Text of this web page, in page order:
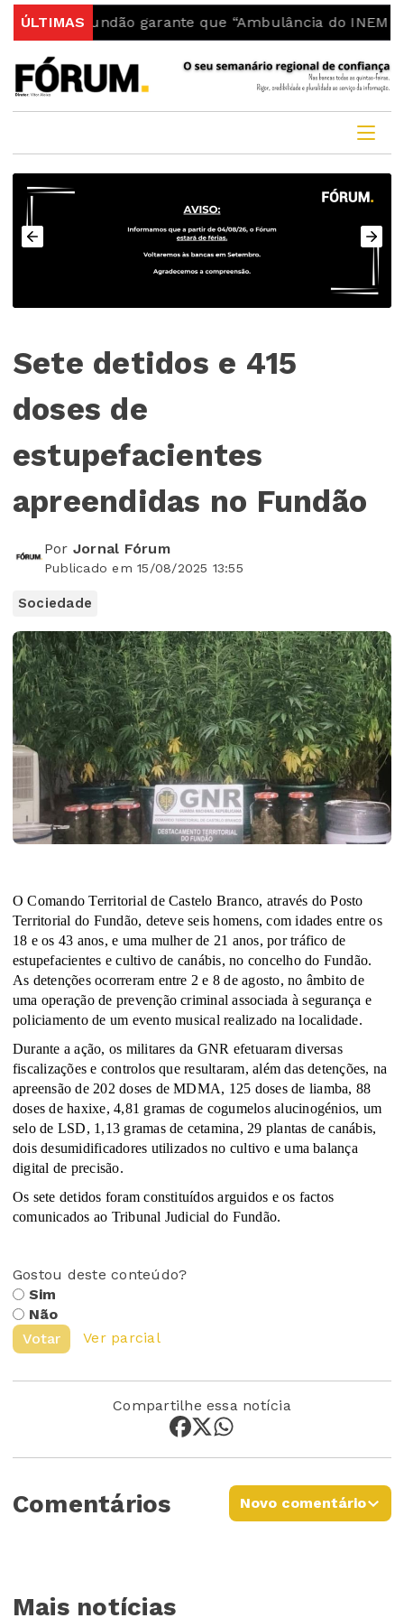
ÚLTIMAS
Fundão garante que “Ambulância do INEM fica no
Sete detidos e 415
doses de
estupefacientes
apreendidas no Fundão
Por Jornal Fórum
Publicado em 15/08/2025 13:55
Sociedade
O Comando Territorial de Castelo Branco, através do Posto
Territorial do Fundão, deteve seis homens, com idades entre os
18 e os 43 anos, e uma mulher de 21 anos, por tráfico de
estupefacientes e cultivo de canábis, no concelho do Fundão.
As detenções ocorreram entre 2 e 8 de agosto, no âmbito de
uma operação de prevenção criminal associada à segurança e
policiamento de um evento musical realizado na localidade.
Durante a ação, os militares da GNR efetuaram diversas
fiscalizações e controlos que resultaram, além das detenções, na
apreensão de 202 doses de MDMA, 125 doses de liamba, 88
doses de haxixe, 4,81 gramas de cogumelos alucinogénios, um
selo de LSD, 1,13 gramas de cetamina, 29 plantas de canábis,
dois desumidificadores utilizados no cultivo e uma balança
digital de precisão.
Os sete detidos foram constituídos arguidos e os factos
comunicados ao Tribunal Judicial do Fundão.
Gostou deste conteúdo?
Sim
Não
Votar
Ver parcial
Compartilhe essa notícia
Comentários Novo comentário
Mais notícias